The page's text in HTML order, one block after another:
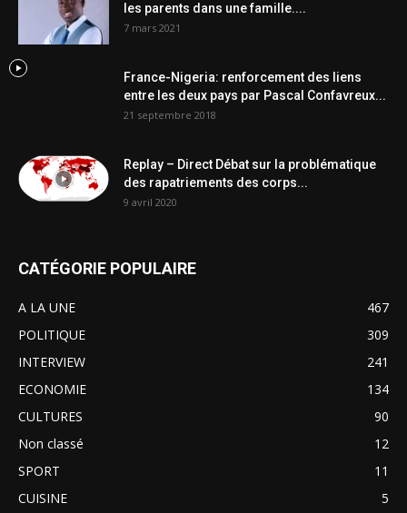
les parents dans une famille....
7 mars 2021
France-Nigeria: renforcement des liens
entre les deux pays par Pascal Confavreux...
21 septembre 2018
Replay – Direct Débat sur la problématique
des rapatriements des corps...
9 avril 2020
CATÉGORIE POPULAIRE
A LA UNE
467
POLITIQUE
309
INTERVIEW
241
ECONOMIE
134
CULTURES
90
Non classé
12
SPORT
11
CUISINE
5